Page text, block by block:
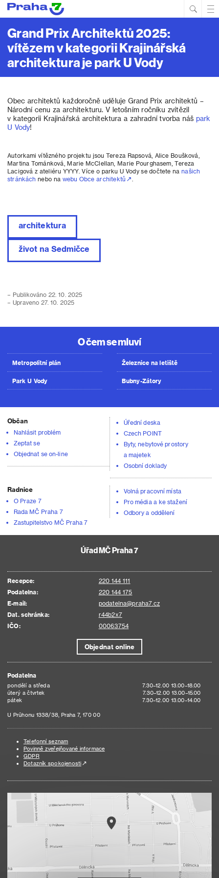
Grand Prix Architektů 2025:
vítězem v kategorii Krajinářská
architektura je park U Vody
Obec architektů každoročně uděluje Grand Prix architektů –
Národní cenu za architekturu. V letošním ročníku zvítězil
v kategorii Krajinářská architektura a zahradní tvorba náš park
U Vody!
Autorkami vítězného projektu jsou Tereza Rapsová, Alice Boušková,
Martina Tománková, Marie McClellan, Marie Pourghasem, Tereza
Lacigová z ateliéru YYYY. Více o parku U Vody se dočtete nanašich
stránkách nebo na webu Obce architektů
architektura
život na Sedmičce
– Publikováno 22. 10. 2025
– Upraveno 27. 10. 2025
O čem se mluví
Metropolitní plán
Park U Vody
Železnice na letiště
Bubny-Zátory
Občan
Nahlásit problém
Zeptat se
Objednat se on-line
Úřední deska
Czech POINT
Byty, nebytové prostory
a majetek
Osobní doklady
Radnice
O Praze 7
Rada MČ Praha 7
Zastupitelstvo MČ Praha 7
Volná pracovní místa
Pro média a ke stažení
Odbory a oddělení
Úřad MČ Praha 7
Recepce:
220 144 111
Podatelna:
220 144 175
E-mail:
podatelna@praha7.cz
Dat. schránka:
r44b2x7
IČO:
00063754
Objednat online
Podatelna
pondělí a středa
7.30–12.00 13.00–18.00
úterý a čtvrtek
7.30–12.00 13.00–15.00
pátek
7.30–12.00 13.00–14.00
U Průhonu 1338/38, Praha 7, 170 00
Telefonní seznam
Povinně zveřejňované informace
GDPR
Dotazník spokojenosti